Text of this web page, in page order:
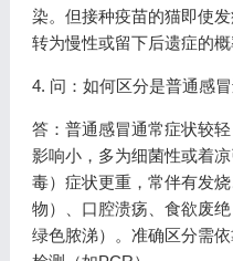
染。但接种疫苗的猫即使
转为慢性或留下后遗症的概
4. 问：如何区分是普通感
答：普通感冒通常症状较
影响小，多为细菌性或着
毒）症状更重，常伴有发
物）、口腔溃疡、食欲废
绿色脓涕）。准确区分需